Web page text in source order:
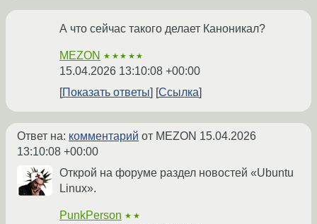
А что сейчас такого делает Каноникал?
MEZON ★★★★★
15.04.2026 13:10:08 +00:00
Показать ответы
Ссылка
Ответ на: комментарий от MEZON 15.04.2026
13:10:08 +00:00
Открой на форуме раздел новостей «Ubuntu
Linux».
PunkPerson ★★